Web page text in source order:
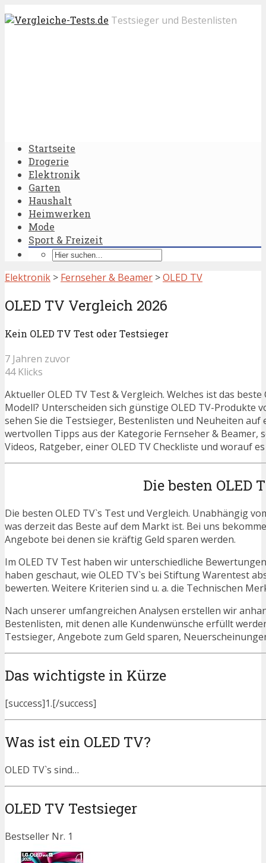
Testsieger und Bestenlisten
Startseite
Drogerie
Elektronik
Garten
Haushalt
Heimwerken
Mode
Sport & Freizeit
Elektronik > Fernseher & Beamer >OLED TV
OLED TV Vergleich 2026
Kein OLED TV Test oder Testsieger
7 Jahren zuvor
44 Klicks
Aktueller OLED TV Test & Vergleich. Welches ist das beste
Modell? Unterscheiden sich günstige OLED TV-Produkte
sehen Sie die Testsieger, Bestenlisten und Neuheiten auf
wertvollen Tipps aus der Kategorie Fernseher & Beamer,
Videos, Ratgeber, einer OLED TV Checkliste und worauf
Die besten OLED
Die besten OLED TV`s Test und Vergleich. Unabhängig
was derzeit das Beste auf dem Markt ist. Bei uns
Angebote bei denen sie kräftig Geld sparen werden.
Im OLED TV Test haben wir unterschiedliche
haben geschaut, wie OLED TV`s bei Stiftung Warentest
bewerten. Weitere Kriterien sind u. a. die Technischen
Nach unserer umfangreichen Analysen erstellen wir
Bestenlisten, mit denen alle Kundenwünsche erfüllt
Testsieger, Angebote zum Geld sparen,
Das wichtigste in Kürze
[success]1.[/success]
Was ist ein OLED TV?
OLED TV`s sind…
OLED TV Testsieger
Bestseller Nr. 1